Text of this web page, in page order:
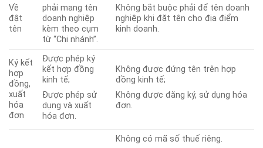
Về
đật
tên
phải mang tên
doanh nghiệp
kèm theo cụm
từ “Chi nhánh”.
Không bắt buộc phải để tên doanh
nghiệp khi đặt tên cho địa điểm
kinh doanh.
Ký kết
hợp
đồng,
xuất
hóa
đơn
Được phép ký
kết hợp đồng
kinh tế;
Được phép sử
dụng và xuất
hóa đơn.
Không được đứng tên trên hợp
đồng kinh tế;
Không được đăng ký, sử dụng hóa
đơn.
Không có mã số thuế riêng.